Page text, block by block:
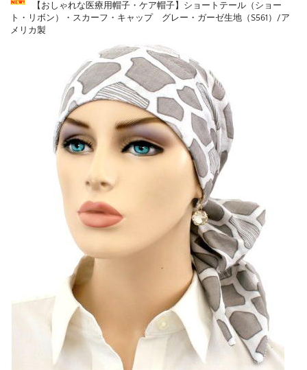
【おしゃれな医療用帽子・ケア帽子】ショートテール（ショー
ト・リボン）・スカーフ・キャップ グレー・ガーゼ生地（S561）/ア
メリカ製